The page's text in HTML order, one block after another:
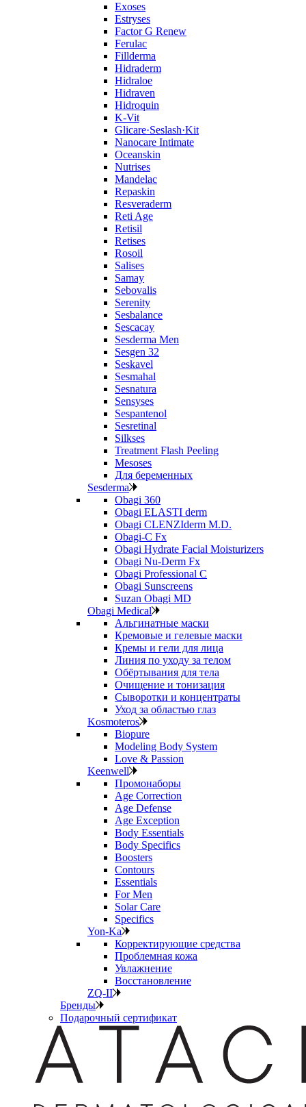
Exoses
Estryses
Factor G Renew
Ferulac
Fillderma
Hidraderm
Hidraloe
Hidraven
Hidroquin
K-Vit
Glicare·Seslash·Kit
Nanocare Intimate
Oceanskin
Nutrises
Mandelac
Repaskin
Resveraderm
Reti Age
Retisil
Retises
Rosoil
Salises
Samay
Sebovalis
Serenity
Sesbalance
Sescacay
Sesderma Men
Sesgen 32
Seskavel
Sesmahal
Sesnatura
Sensyses
Sespantenol
Sesretinal
Silkses
Treatment Flash Peeling
Mesoses
Для беременных
Sesderma
Obagi 360
Obagi ELASTI derm
Obagi CLENZIderm M.D.
Obagi-C Fx
Obagi Hydrate Facial Moisturizers
Obagi Nu-Derm Fx
Obagi Professional C
Obagi Sunscreens
Suzan Obagi MD
Obagi Medical
Альгинатные маски
Кремовые и гелевые маски
Кремы и гели для лица
Линия по уходу за телом
Обёртывания для тела
Очищение и тонизация
Сыворотки и концентраты
Уход за областью глаз
Kosmoteros
Biopure
Modeling Body System
Love & Passion
Keenwell
Промонаборы
Age Correction
Age Defense
Age Exception
Body Essentials
Body Specifics
Boosters
Contours
Essentials
For Men
Solar Care
Specifics
Yon-Ka
Корректирующие средства
Проблемная кожа
Увлажнение
Восстановление
ZQ-II
Бренды
Подарочный сертификат